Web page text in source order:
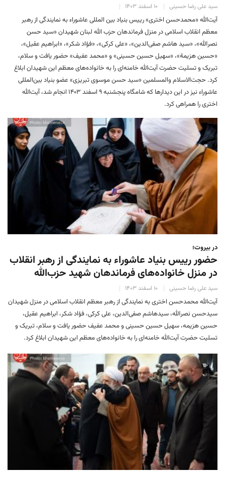
سید علی رضا حسینی ۱۰ اسفند ۱۴۰۳
آیت‌الله «محمدحسن اختری» رییس بنیاد بین المللی عاشوراء به نمایندگی از رهبر
معظم انقلاب اسلامی در منزل فرماندهان حزب الله لبنان شهیدان «سید حسن
نصرالله»، «سید هاشم صفی‌الدین»، «علی کرکی»، «فؤاد شکر»، «ابراهیم عقیل»،
«حسین هزیمة»، «سهیل حسین حسینی» و «محمد عفیف» حضور یافت و سلام،
تبریک و تسلیت حضرت آیت‌الله خامنه‌ای را به خانواده‌های معظم این شهیدان ابلاغ
کرد. حجت‌الاسلام والمسلمین «سید حسن موسوی تبریزی» عضو بنیاد بین‌المللی
عاشوراء نیز در این دیدارها که شامگاه پنجشنبه ۹ اسفند ۱۴۰۳ انجام شد، آیت‌الله
اختری را همراهی کرد.
در بیروت؛
حضور رییس بنیاد عاشوراء به نمایندگی از رهبر انقلاب
در منزل خانواده‌های فرماندهان شهید حزب‌الله
سید علی رضا حسینی ۱۰ اسفند ۱۴۰۳
آیت‌الله محمدحسن اختری به نمایندگی از رهبر معظم انقلاب اسلامی در منزل شهیدان
سیدحسن نصرالله، سیدهاشم صفی‌الدین، علی کرکی، فؤاد شکر، ابراهیم عقیل،
حسین هزیمه، سهیل حسین حسینی و محمد عفیف حضور یافت و سلام، تبریک و
تسلیت حضرت آیت‌الله خامنه‌ای را به خانواده‌های معظم این شهیدان ابلاغ کرد.